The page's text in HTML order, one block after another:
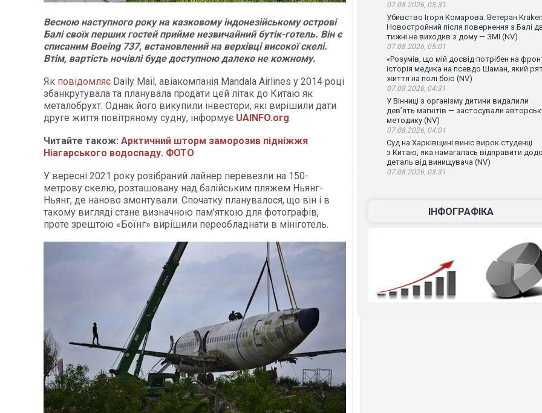
Весною наступного року на казковому індонезійському острові
Балі своїх перших гостей прийме незвичайний бутік-готель. Він є
списаним Boeing 737, встановлений на верхівці високої скелі.
Втім, вартість ночівлі буде доступною далеко не кожному.
Як повідомляє Daily Mail, авіакомпанія Mandala Airlines у 2014 році
збанкрутувала та планувала продати цей літак до Китаю як
металобрухт. Однак його викупили інвестори, які вирішили дати
друге життя повітряному судну, інформує UAINFO.org.
Читайте також: Арктичний шторм заморозив підніжжя
Ніагарського водоспаду. ФОТО
У вересні 2021 року розібраний лайнер перевезли на 150-
метрову скелю, розташовану над балійським пляжем Ньянг-
Ньянг, де наново змонтували. Спочатку планувалося, що він і в
такому вигляді стане визначною пам'яткою для фотографів,
проте зрештою «Боїнг» вирішили переобладнати в мініготель.
07.08.2026, 05:31
Убивство Ігоря Комарова. Ветеран Kraken
Новостройний після повернення з Балі
тижні не виходив з дому — ЗМІ (NV)
07.08.2026, 05:01
«Розумів, що мій досвід потрібен на
історія медика на псевдо Шаман, який
життя на полі бою (NV)
07.08.2026, 04:31
У Вінниці з організму дитини видалили
дев’ять магнітів — застосували
методику (NV)
07.08.2026, 04:01
Суд на Харківщині виніс вирок студенці
з Китаю, яка намагалась відправити
деталь від винищувача (NV)
07.08.2026, 03:31
ІНФОГРАФІКА